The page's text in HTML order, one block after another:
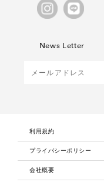
News Letter
利用規約
プライバシーポリシー
会社概要